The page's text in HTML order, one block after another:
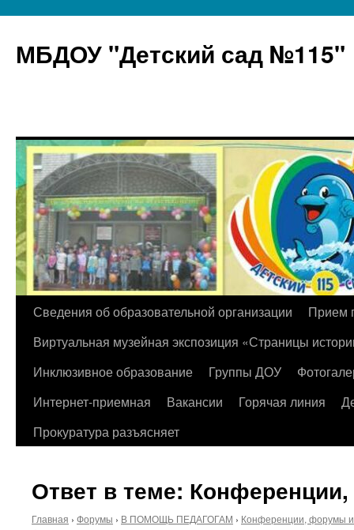
МБДОУ "Детский сад №115"
Перейти
содержимому
Сведения об образовательной организации
Прием
Виртуальная музейная экспозиция «Страницы
Инклюзивное образование
Группы ДОУ
Интернет-приемная
Вакансии Горячая линия
Прокуратура разъясняет
Ответ в теме:
Главная › Форумы › В ПОМОЩЬ ПЕДАГОГАМ › Конференции, форумы